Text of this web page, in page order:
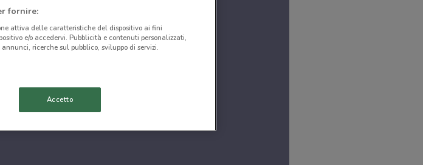
fornire:
attiva delle caratteristiche del dispositivo ai fini
e/o accedervi. Pubblicità e contenuti personalizzati,
ricerche sul pubblico, sviluppo di servizi.
Accetto